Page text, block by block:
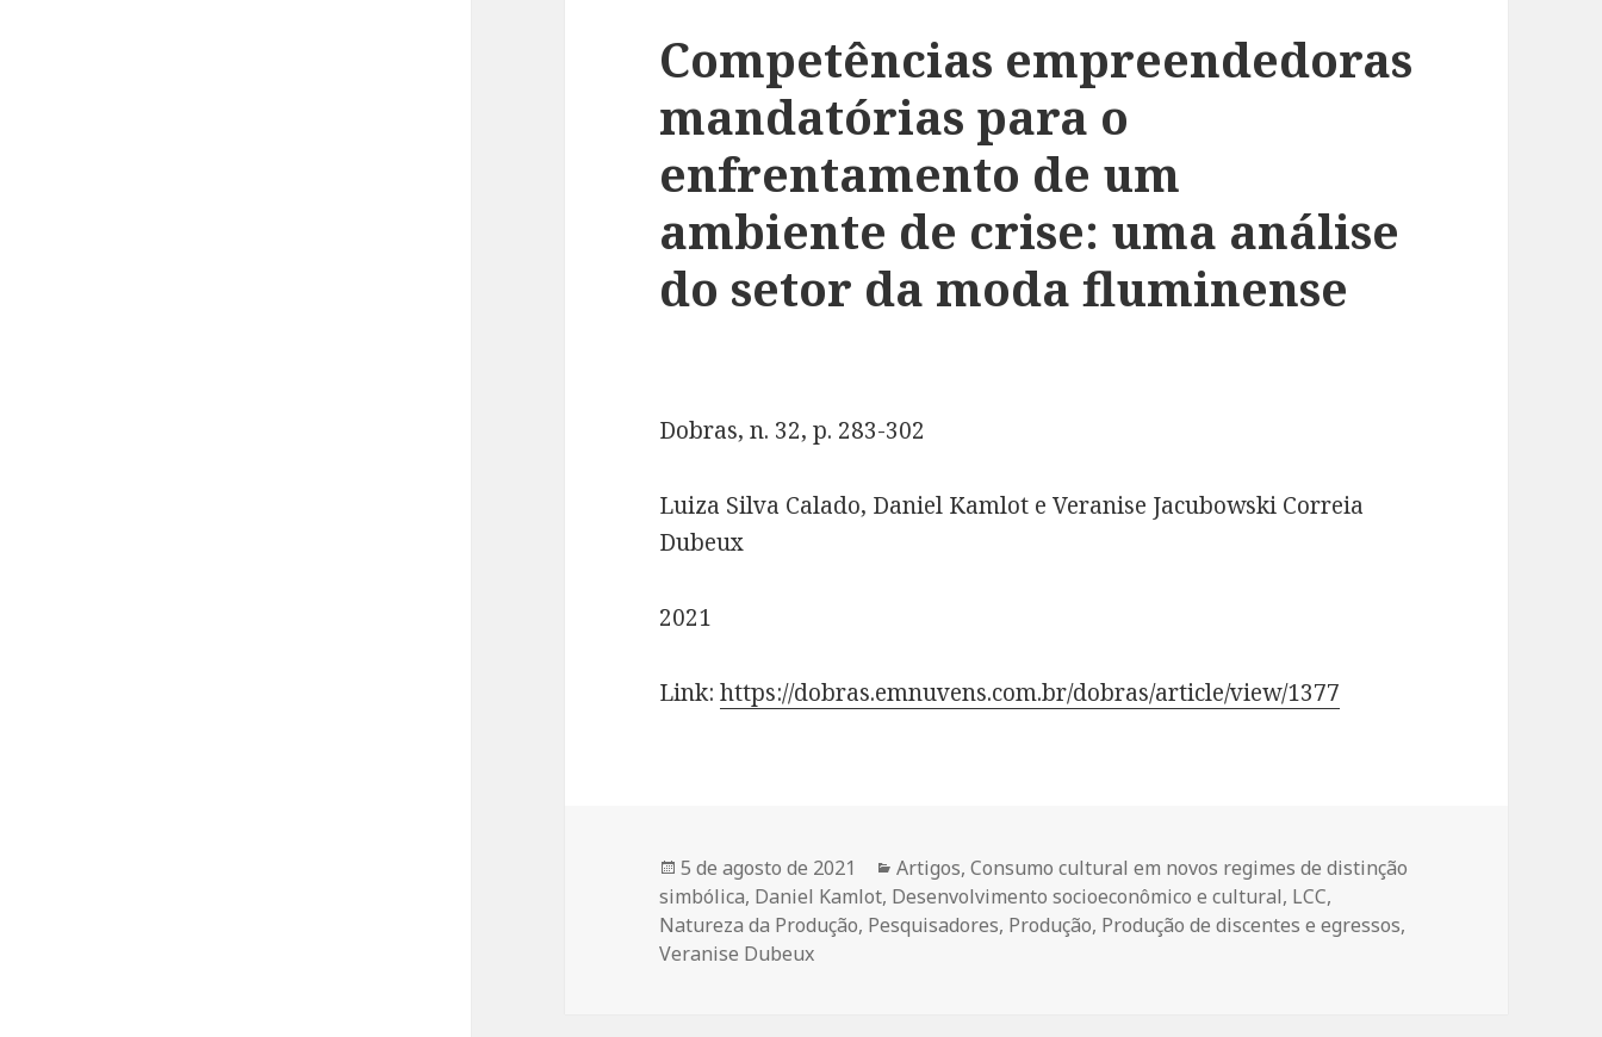
Competências empreendedoras
mandatórias para o
enfrentamento de um
ambiente de crise: uma análise
do setor da moda fluminense
Dobras, n. 32, p. 283-302
Luiza Silva Calado, Daniel Kamlot e Veranise Jacubowski Correia
Dubeux
2021
Link:https://dobras.emnuvens.com.br/dobras/article/view/1377
Publicado
em
5 de agosto de 2021 Categorias
Artigos,Consumo cultural em novos regimes de distinção
simbólica, Daniel Kamlot, Desenvolvimento socioeconômico e cultural, LCC,
Natureza da Produção, Pesquisadores, Produção, Produção de discentes e egressos,
Veranise Dubeux